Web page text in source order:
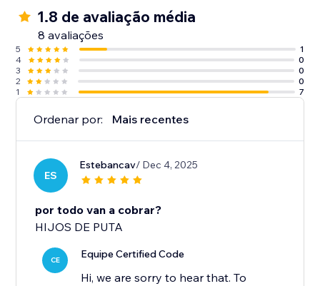
1.8 de avaliação média
8 avaliações
5
1
4
0
3
0
2
0
1
7
Ordenar por: Mais recentes
ES
Estebancav/ Dec 4, 2025
por todo van a cobrar?
HIJOS DE PUTA
CE Equipe Certified Code
Hi, we are sorry to hear that. To